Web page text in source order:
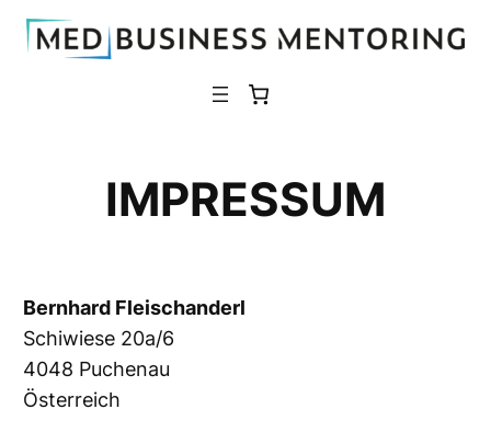
Zum
Inhalt
IMPRESSUM
Bernhard Fleischanderl
Schiwiese 20a/6
4048 Puchenau
Österreich